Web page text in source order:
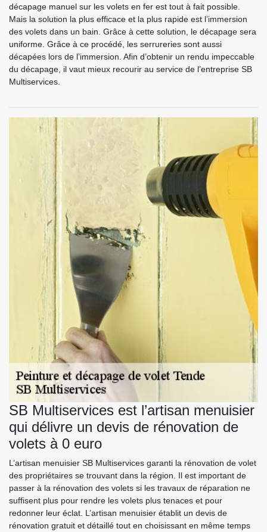
décapage manuel sur les volets en fer est tout à fait possible.
Mais la solution la plus efficace et la plus rapide est l’immersion
des volets dans un bain. Grâce à cette solution, le décapage sera
uniforme. Grâce à ce procédé, les serrureries sont aussi
décapées lors de l’immersion. Afin d’obtenir un rendu impeccable
du décapage, il vaut mieux recourir au service de l’entreprise SB
Multiservices.
SB Multiservices est l’artisan menuisier
qui délivre un devis de rénovation de
volets à 0 euro
L’artisan menuisier SB Multiservices garanti la rénovation de volet
des propriétaires se trouvant dans la région. Il est important de
passer à la rénovation des volets si les travaux de réparation ne
suffisent plus pour rendre les volets plus tenaces et pour
redonner leur éclat. L’artisan menuisier établit un devis de
rénovation gratuit et détaillé tout en choisissant en même temps